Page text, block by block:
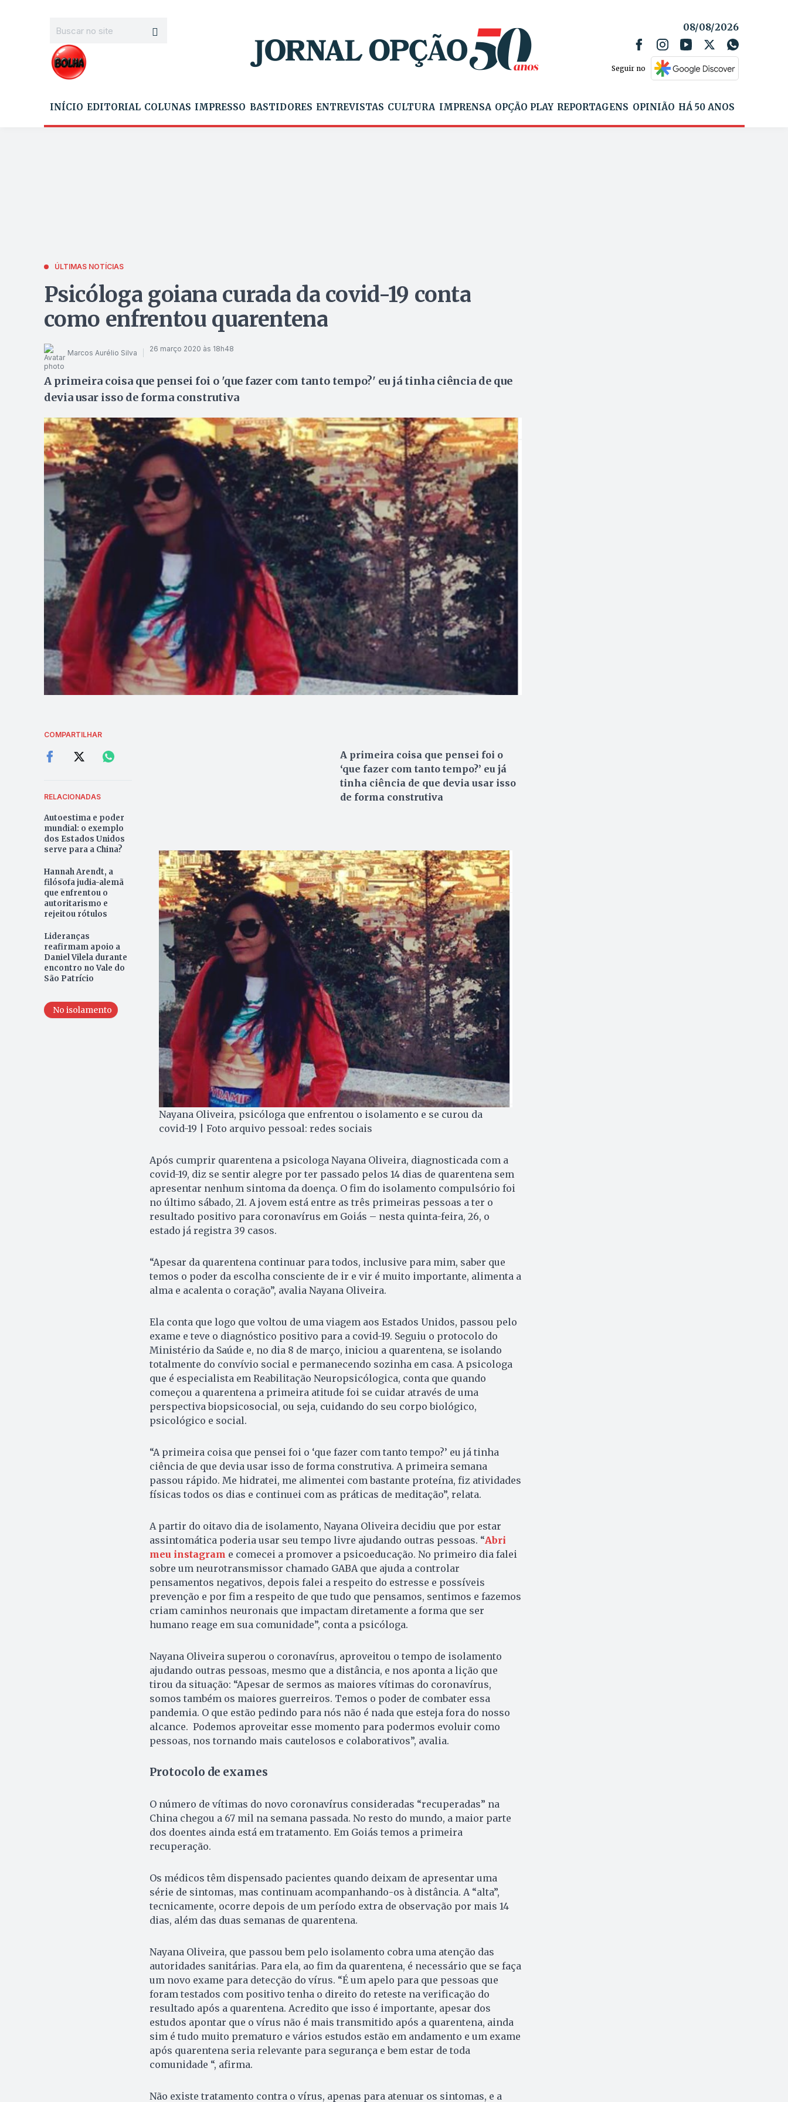
08/08/2026
Seguir no
INÍCIO EDITORIAL COLUNAS IMPRESSO BASTIDORES ENTREVISTAS CULTURA IMPRENSA OPÇÃO PLAY REPORTAGENS OPINIÃO HÁ 50 ANOS
ÚLTIMAS NOTÍCIAS
Psicóloga goiana curada da covid-19 conta
como enfrentou quarentena
Marcos Aurélio Silva 26 março 2020 às 18h48
A primeira coisa que pensei foi o 'que fazer com tanto tempo?' eu já tinha ciência de que
devia usar isso de forma construtiva
COMPARTILHAR
RELACIONADAS
Autoestima e poder
mundial: o exemplo
dos Estados Unidos
serve para a China?
Hannah Arendt, a
filósofa judia-alemã
que enfrentou o
autoritarismo e
rejeitou rótulos
Lideranças
reafirmam apoio a
Daniel Vilela durante
encontro no Vale do
São Patrício
No isolamento
A primeira coisa que pensei foi o
‘que fazer com tanto tempo?’ eu já
tinha ciência de que devia usar isso
de forma construtiva
Nayana Oliveira, psicóloga que enfrentou o isolamento e se curou da
covid-19 | Foto arquivo pessoal: redes sociais
Após cumprir quarentena a psicologa Nayana Oliveira, diagnosticada com a
covid-19, diz se sentir alegre por ter passado pelos 14 dias de quarentena sem
apresentar nenhum sintoma da doença. O fim do isolamento compulsório foi
no último sábado, 21. A jovem está entre as três primeiras pessoas a ter o
resultado positivo para coronavírus em Goiás – nesta quinta-feira, 26, o
estado já registra 39 casos.
“Apesar da quarentena continuar para todos, inclusive para mim, saber que
temos o poder da escolha consciente de ir e vir é muito importante, alimenta a
alma e acalenta o coração”, avalia Nayana Oliveira.
Ela conta que logo que voltou de uma viagem aos Estados Unidos, passou pelo
exame e teve o diagnóstico positivo para a covid-19. Seguiu o protocolo do
Ministério da Saúde e, no dia 8 de março, iniciou a quarentena, se isolando
totalmente do convívio social e permanecendo sozinha em casa. A psicologa
que é especialista em Reabilitação Neuropsicólogica, conta que quando
começou a quarentena a primeira atitude foi se cuidar através de uma
perspectiva biopsicosocial, ou seja, cuidando do seu corpo biológico,
psicológico e social.
“A primeira coisa que pensei foi o ‘que fazer com tanto tempo?’ eu já tinha
ciência de que devia usar isso de forma construtiva. A primeira semana
passou rápido. Me hidratei, me alimentei com bastante proteína, fiz atividades
físicas todos os dias e continuei com as práticas de meditação”, relata.
A partir do oitavo dia de isolamento, Nayana Oliveira decidiu que por estar
assintomática poderia usar seu tempo livre ajudando outras pessoas. “Abri
meu instagram e comecei a promover a psicoeducação. No primeiro dia falei
sobre um neurotransmissor chamado GABA que ajuda a controlar
pensamentos negativos, depois falei a respeito do estresse e possíveis
prevenção e por fim a respeito de que tudo que pensamos, sentimos e fazemos
criam caminhos neuronais que impactam diretamente a forma que ser
humano reage em sua comunidade”, conta a psicóloga.
Nayana Oliveira superou o coronavírus, aproveitou o tempo de isolamento
ajudando outras pessoas, mesmo que a distância, e nos aponta a lição que
tirou da situação: “Apesar de sermos as maiores vítimas do coronavírus,
somos também os maiores guerreiros. Temos o poder de combater essa
pandemia. O que estão pedindo para nós não é nada que esteja fora do nosso
alcance. Podemos aproveitar esse momento para podermos evoluir como
pessoas, nos tornando mais cautelosos e colaborativos”, avalia.
Protocolo de exames
O número de vítimas do novo coronavírus consideradas “recuperadas” na
China chegou a 67 mil na semana passada. No resto do mundo, a maior parte
dos doentes ainda está em tratamento. Em Goiás temos a primeira
recuperação.
Os médicos têm dispensado pacientes quando deixam de apresentar uma
série de sintomas, mas continuam acompanhando-os à distância. A “alta”,
tecnicamente, ocorre depois de um período extra de observação por mais 14
dias, além das duas semanas de quarentena.
Nayana Oliveira, que passou bem pelo isolamento cobra uma atenção das
autoridades sanitárias. Para ela, ao fim da quarentena, é necessário que se faça
um novo exame para detecção do vírus. “É um apelo para que pessoas que
foram testados com positivo tenha o direito do reteste na verificação do
resultado após a quarentena. Acredito que isso é importante, apesar dos
estudos apontar que o vírus não é mais transmitido após a quarentena, ainda
sim é tudo muito prematuro e vários estudos estão em andamento e um exame
após quarentena seria relevante para segurança e bem estar de toda
comunidade “, afirma.
Não existe tratamento contra o vírus, apenas para atenuar os sintomas, e a